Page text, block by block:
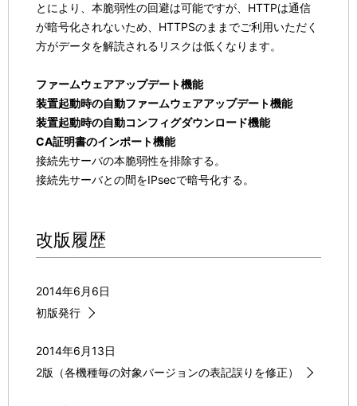
とにより、本脆弱性の回避は可能ですが、HTTPは通信
が暗号化されないため、HTTPSのままでご利用いただく
方がデータを解読されるリスクは低くなります。
ファームウェアアップデート機能
装置起動時の自動ファームウェアアップデート機能
装置起動時の自動コンフィグダウンロード機能
CA証明書のインポート機能
接続先サーバの本脆弱性を排除する。
接続先サーバとの間をIPsecで暗号化する。
改版履歴
2014年6月6日
初版発行
2014年6月13日
2版（各機種毎の対象バージョンの表記誤りを修正）